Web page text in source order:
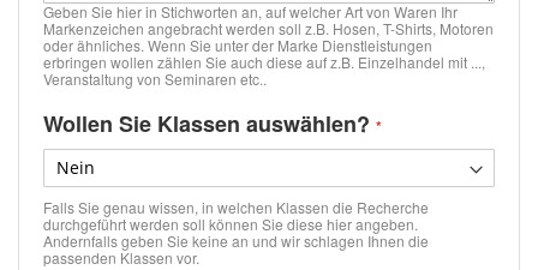
Geben Sie hier in Stichworten an, auf welcher Art von Waren Ihr
Markenzeichen angebracht werden soll z.B. Hosen, T-Shirts, Motoren
oder ähnliches. Wenn Sie unter der Marke Dienstleistungen
erbringen wollen zählen Sie auch diese auf z.B. Einzelhandel mit ...,
Veranstaltung von Seminaren etc..
Wollen Sie Klassen auswählen?
Falls Sie genau wissen, in welchen Klassen die Recherche
durchgeführt werden soll können Sie diese hier angeben.
Andernfalls geben Sie keine an und wir schlagen Ihnen die
passenden Klassen vor.